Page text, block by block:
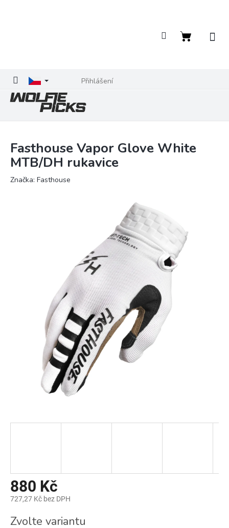
Přihlášení
Nákupní
Fasthouse Vapor Glove White
MTB/DH rukavice
Značka: Fasthouse
880 Kč
727,27 Kč bez DPH
cena:
Zvolte variantu